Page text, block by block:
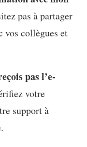
pas à partager
vos collègues et
pas l’e-
votre
support à